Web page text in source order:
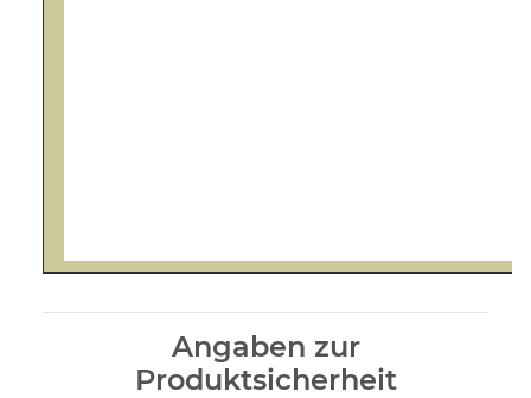
Angaben zur
Produktsicherheit